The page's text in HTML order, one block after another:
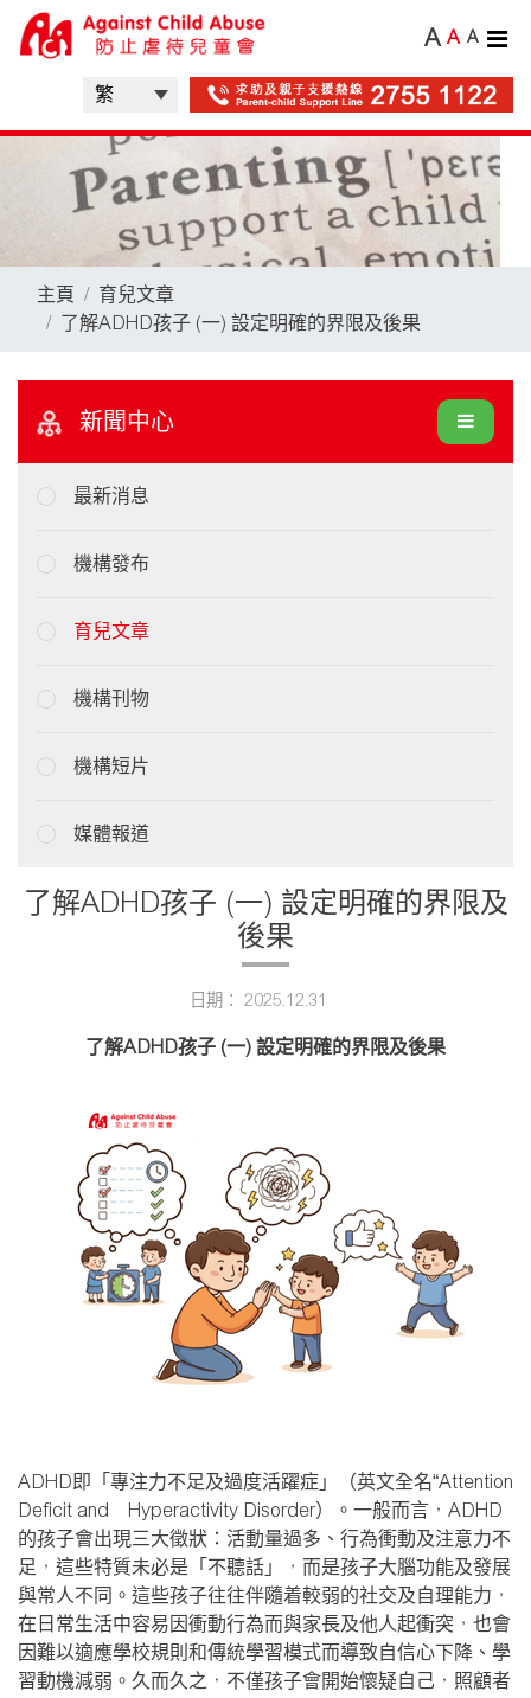
A A A
主頁
育兒文章
了解ADHD孩子 (一) 設定明確的界限及後果
新聞中心
最新消息
機構發布
育兒文章
機構刊物
機構短片
媒體報道
了解ADHD孩子 (一) 設定明確的界限及
後果
日期： 2025.12.31
了解ADHD孩子 (一) 設定明確的界限及後果
ADHD即「專注力不足及過度活躍症」（英文全名“Attention
Deficit and Hyperactivity Disorder）。一般而言，ADHD
的孩子會出現三大徵狀：活動量過多、行為衝動及注意力不
足，這些特質未必是「不聽話」，而是孩子大腦功能及發展
與常人不同。這些孩子往往伴隨着較弱的社交及自理能力，
在日常生活中容易因衝動行為而與家長及他人起衝突，也會
因難以適應學校規則和傳統學習模式而導致自信心下降、學
習動機減弱。久而久之，不僅孩子會開始懷疑自己，照顧者